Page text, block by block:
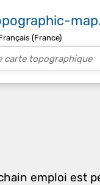
emploi est